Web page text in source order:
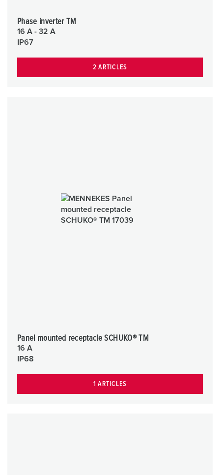
Phase inverter TM
16 A - 32 A
IP67
2 ARTICLES
Panel mounted receptacle SCHUKO® TM
16 A
IP68
1 ARTICLES